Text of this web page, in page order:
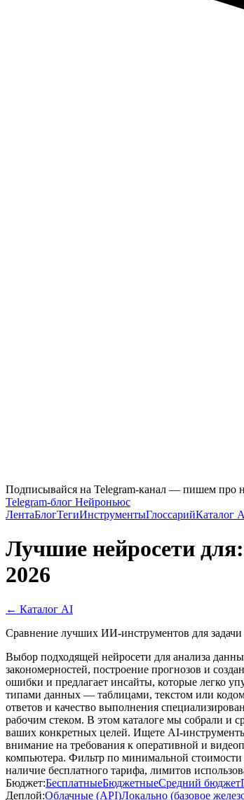
Подписывайся на Telegram-канал — пишем про
Telegram-блог Нейроньюс
ЛентаБлогТегиИнструментыГлоссарийКаталог
Лучшие нейросети
2026
← Каталог AI
Сравнение лучших ИИ-инструментов для
Выбор подходящей нейросети для анализа
закономерностей, построение прогнозов и
ошибки и предлагает инсайты, которые легко
типами данных — таблицами, текстом или
ответов и качество выполнения
рабочим стеком. В этом каталоге мы собрали и
ваших конкретных целей. Ищете AI-
внимание на требования к оперативной и
компьютера. Фильтр по минимальной стоимости
наличие бесплатного тарифа, лимитов
Бюджет:БесплатныеБюджетныеСредний бюджет
Деплой:Облачные (API)Локально (базовое